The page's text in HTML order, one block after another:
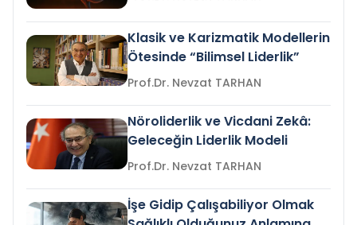
Klasik ve Karizmatik Modellerin
Ötesinde “Bilimsel Liderlik”
Prof.Dr. Nevzat TARHAN
Nöroliderlik ve Vicdani Zekâ:
Geleceğin Liderlik Modeli
Prof.Dr. Nevzat TARHAN
İşe Gidip Çalışabiliyor Olmak